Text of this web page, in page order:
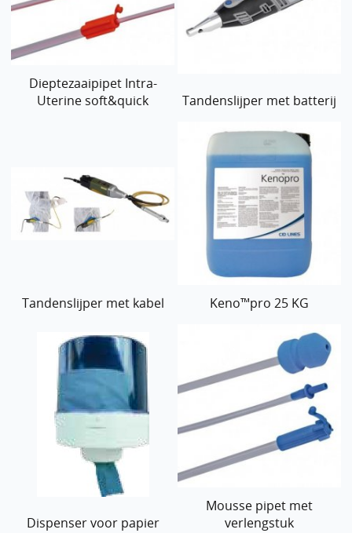
Dieptezaaipipet Intra-
Uterine soft&quick
Tandenslijper met batterij
Tandenslijper met kabel Keno™pro 25 KG
Dispenser voor papier
Mousse pipet met
verlengstuk